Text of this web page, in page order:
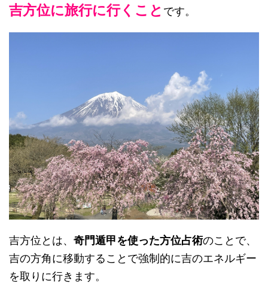
吉方位に旅行に行くこと です。
吉方位とは、 奇門遁甲を使った方位占術のことで、
吉の方角に移動することで強制的に吉のエネルギー
を取りに行きます。